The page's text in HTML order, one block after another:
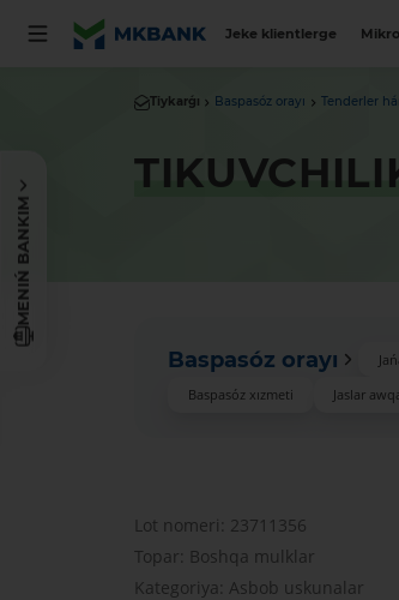
Jeke klientlerge
MENIŃ BANKIM
Tiykarǵı Baspasóz orayı Tenderler
Baspasóz orayı
Baspasóz xızmeti
Jaslar
Lot nomeri: 23711356
Topar: Boshqa mulklar
Kategoriya: Asbob uskunalar